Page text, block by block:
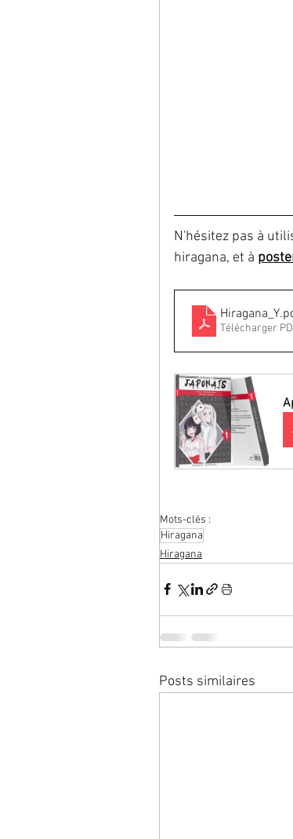
N'hésitez pas à
hiragana, et à
Hiragana_Y
Télécharger
Mots-clés :
Hiragana
Hiragana
Posts similaires